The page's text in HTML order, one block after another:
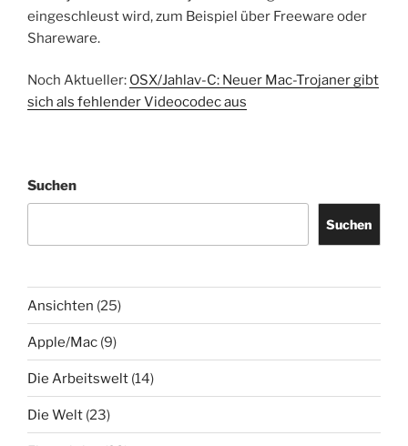
eingeschleust wird, zum Beispiel über Freeware oder
Shareware.
Noch Aktueller: OSX/Jahlav-C: Neuer Mac-Trojaner gibt
sich als fehlender Videocodec aus
Suchen
Suchen
Ansichten (25)
Apple/Mac (9)
Die Arbeitswelt (14)
Die Welt (23)